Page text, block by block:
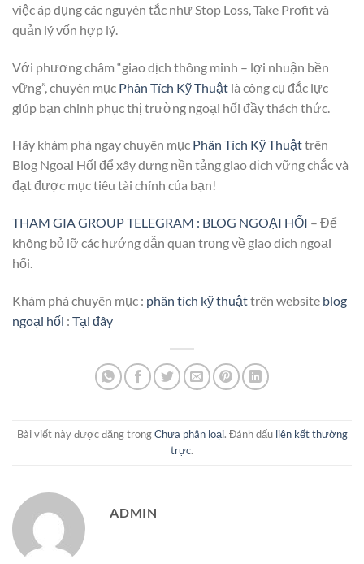
việc áp dụng các nguyên tắc như Stop Loss, Take Profit và
quản lý vốn hợp lý.
Với phương châm “giao dịch thông minh – lợi nhuận bền
vững”, chuyên mục Phân Tích Kỹ Thuật là công cụ đắc lực
giúp bạn chinh phục thị trường ngoại hối đầy thách thức.
Hãy khám phá ngay chuyên mục Phân Tích Kỹ Thuậttrên
Blog Ngoại Hối để xây dựng nền tảng giao dịch vững chắc và
đạt được mục tiêu tài chính của bạn!
THAM GIA GROUP TELEGRAM : BLOG NGOẠI HỐI – Để
không bỏ lỡ các hướng dẫn quan trọng về giao dịch ngoại
hối.
Khám phá chuyên mục : phân tích kỹ thuậttrên website blog
ngoại hối : Tại đây
Bài viết này được đăng trongChưa phân loại. Đánh dấu liên kết thường
trực.
ADMIN